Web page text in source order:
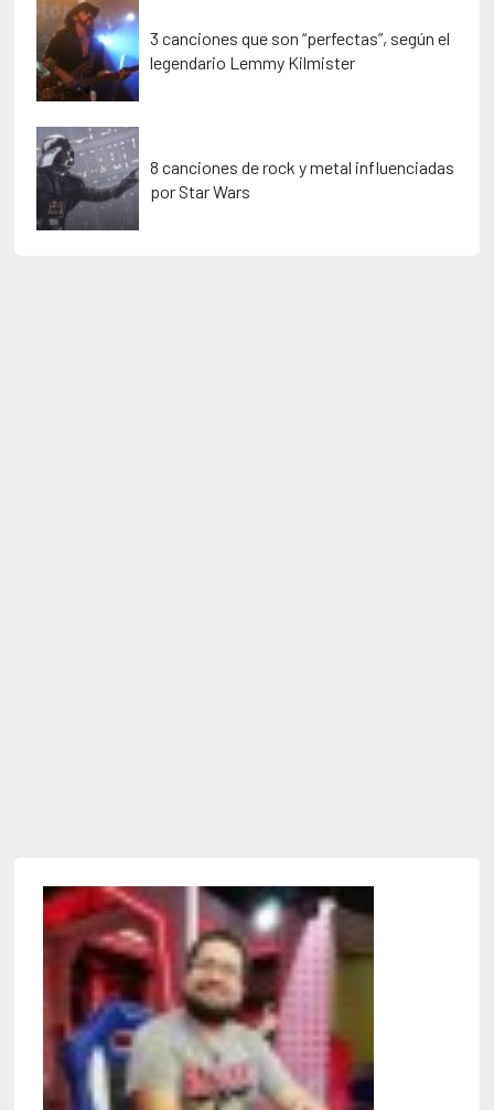
3 canciones que son “perfectas”, según el
legendario Lemmy Kilmister
8 canciones de rock y metal influenciadas
por Star Wars